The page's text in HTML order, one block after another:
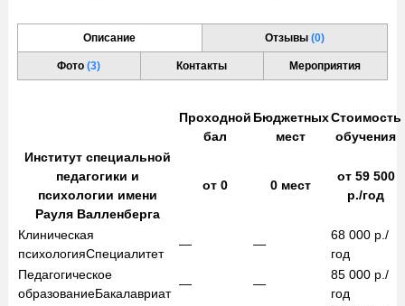
Описание Отзывы (0)
Фото(3) Контакты Мероприятия
Проходной
бал
Бюджетных
мест
Стоимость
обучения
Институт специальной
педагогики и
психологии имени
Рауля Валленберга
от0 0 мест
от59 500
р./год
Клиническая
психологияСпециалитет
— —
68 000 р./
год
Педагогическое
образованиеБакалавриат
— —
85 000 р./
год